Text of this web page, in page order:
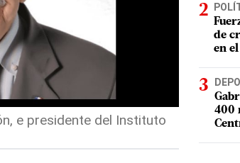
e presidente del Instituto
de
en
400